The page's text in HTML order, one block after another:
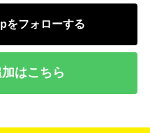
をフォローする
はこちら